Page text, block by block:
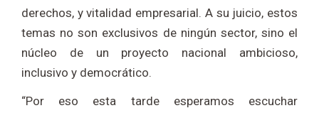
derechos, y vitalidad empresarial. A su juicio, estos
temas no son exclusivos de ningún sector, sino el
núcleo de un proyecto nacional ambicioso,
inclusivo y democrático.
“Por eso esta tarde esperamos escuchar